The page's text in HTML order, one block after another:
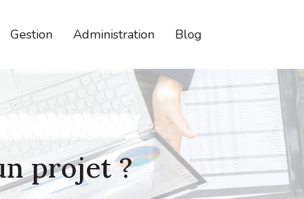
Gestion Administration Blog
projet ?